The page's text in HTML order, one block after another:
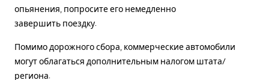
опьянения, попросите его немедленно
завершить поездку.
Помимо дорожного сбора, коммерческие автомобили
могут облагаться дополнительным налогом штата/
региона.